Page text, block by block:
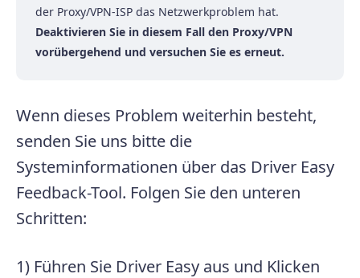
der Proxy/VPN-ISP das Netzwerkproblem hat.
Deaktivieren Sie in diesem Fall den Proxy/VPN
vorübergehend und versuchen Sie es erneut.
Wenn dieses Problem weiterhin besteht,
senden Sie uns bitte die
Systeminformationen über das Driver Easy
Feedback-Tool. Folgen Sie den unteren
Schritten:
1) Führen Sie Driver Easy aus und Klicken